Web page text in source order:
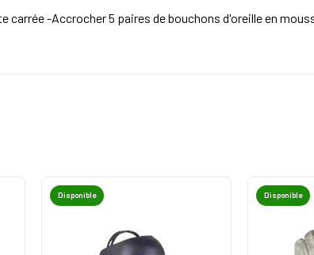
carrée -Accrocher 5 paires de bouchons d'oreille en
Disponible Disponible